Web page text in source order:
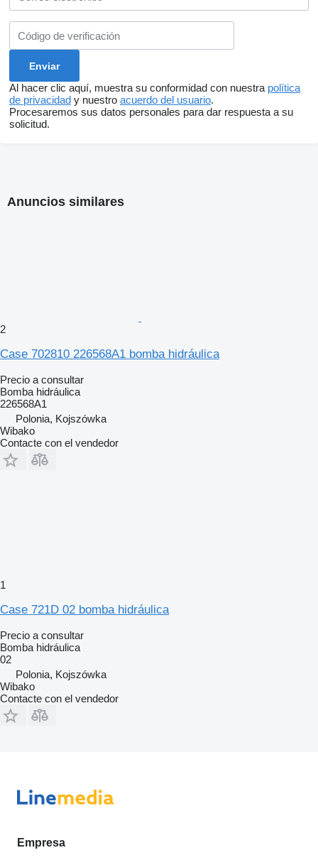
Al hacer clic aquí, muestra su conformidad con nuestra política
de privacidad y nuestro acuerdo del usuario.
Procesaremos sus datos personales para dar respuesta a su
solicitud.
Anuncios similares
2
Case 702810 226568A1 bomba hidráulica
Precio a consultar
Bomba hidráulica
226568A1
Polonia, Kojszówka
Wibako
Contacte con el vendedor
1
Case 721D 02 bomba hidráulica
Precio a consultar
Bomba hidráulica
02
Polonia, Kojszówka
Wibako
Contacte con el vendedor
Empresa